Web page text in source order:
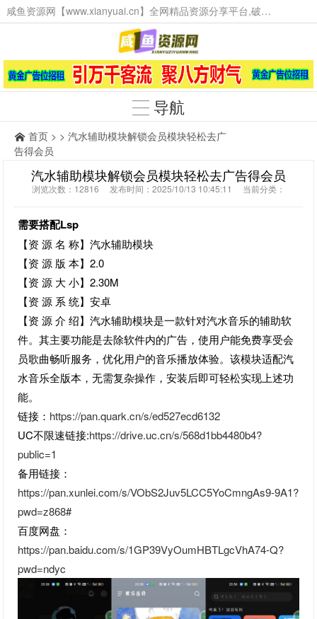
咸鱼资源网【www.xianyuai.cn】全网精品资源分享平台,破解软件,技术源码,火爆项目,工具辅助,这里无所不有。
导航
首页 > > 汽水辅助模块解锁会员模块轻松去广
告得会员
汽水辅助模块解锁会员模块轻松去广告得会员
浏览次数：12816 发布时间：2025/10/13 10:45:11 当前分类：
需要搭配Lsp
【资 源 名 称】汽水辅助模块
【资 源 版 本】2.0
【资 源 大 小】2.30M
【资 源 系 统】安卓
【资 源 介 绍】汽水辅助模块是一款针对汽水音乐的辅助软
件。其主要功能是去除软件内的广告，使用户能免费享受会
员歌曲畅听服务，优化用户的音乐播放体验。该模块适配汽
水音乐全版本，无需复杂操作，安装后即可轻松实现上述功
能。
链接： https://pan.quark.cn/s/ed527ecd6132
UC不限速链接:https://drive.uc.cn/s/568d1bb4480b4?
public=1
备用链接：
https://pan.xunlei.com/s/VObS2Juv5LCC5YoCmngAs9-9A1?
pwd=z868#
百度网盘：
https://pan.baidu.com/s/1GP39VyOumHBTLgcVhA74-Q?
pwd=ndyc